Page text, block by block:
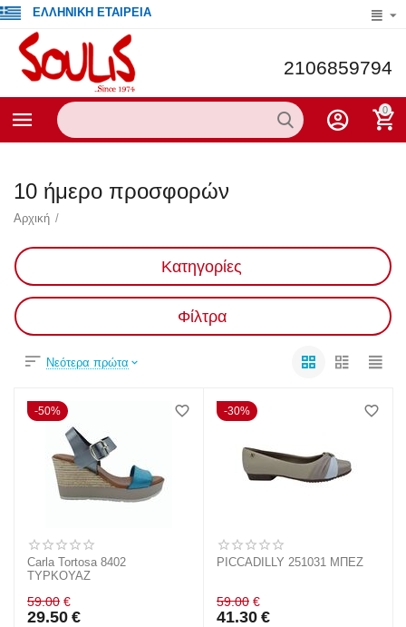
ΕΛΛΗΝΙΚΗ ΕΤΑΙΡΕΙΑ
2106859794
0
10 ήμερο προσφορών
Αρχική /
Κατηγορίες
Φίλτρα
Νεότερα πρώτα
50%
Carla Tortosa 8402
ΤΥΡΚΟΥΑΖ
59.00 €
29.50 €
30%
PICCADILLY 251031 ΜΠΕΖ
59.00 €
41.30 €